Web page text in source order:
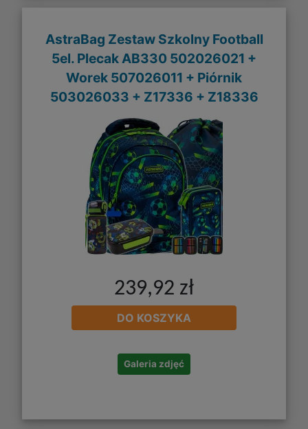
AstraBag Zestaw Szkolny Football
5el. Plecak AB330 502026021 +
Worek 507026011 + Piórnik
503026033 + Z17336 + Z18336
239,92 zł
DO KOSZYKA
Galeria zdjęć